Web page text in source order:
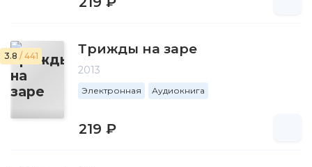
3.8 / 441 Трижды на заре
2013
Электронная Аудиокнига
219 ₽